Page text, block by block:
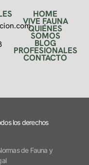
HOME
VIVE FAUNA
QUIÉNES
SOMOS
BLOG
PROFESIONALES
CONTACTO
los derechos
de Fauna y